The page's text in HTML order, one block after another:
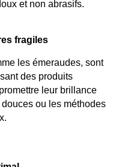
et non abrasifs.
fragiles
les émeraudes, sont
des produits
leur brillance
ou les méthodes